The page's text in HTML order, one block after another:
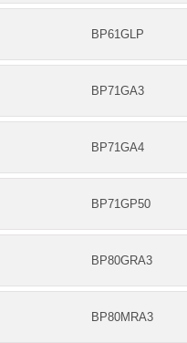
BP61GLP
BP71GA3
BP71GA4
BP71GP50
BP80GRA3
BP80MRA3